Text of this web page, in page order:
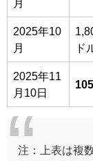
月
2025年10
月
ド
2025年11
月10日
注：上表は複